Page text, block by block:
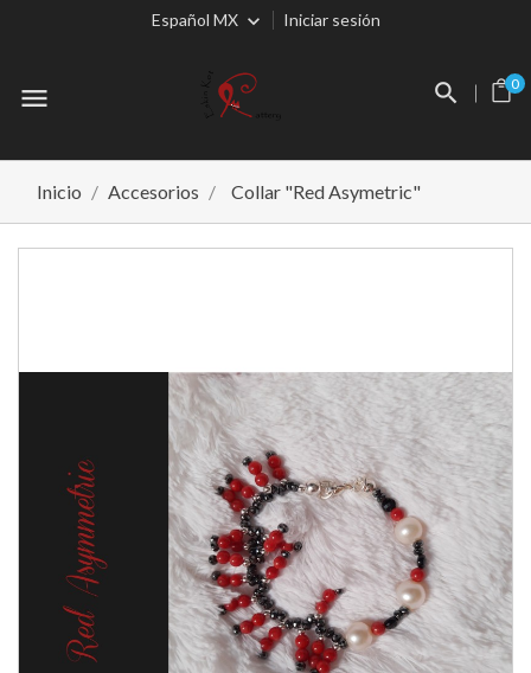
Español MX Iniciar sesión
menu 0
Inicio Accesorios Collar "Red Asymetric"